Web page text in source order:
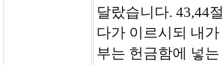
달랐습니다. 43,44
다가 이르시되 내
부는 헌금함에 넣